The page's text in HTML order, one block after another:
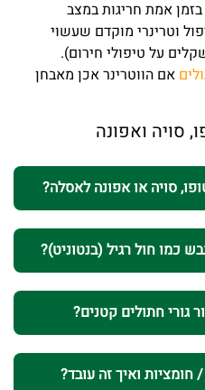
אמת חריגות במצב
וטרינרי מוקדם שעשוי
על טיפולי חירום).
אם הווטרינר אכן מאבחן
סויה ואפונה
סויה או אפונה לאסלה?
כמו חול רגיל (בנטוניט)?
גורי חתולים קטנים?
ואיך זה עובד?